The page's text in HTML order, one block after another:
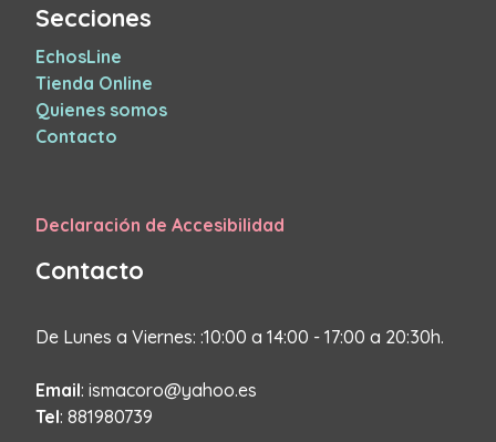
Secciones
EchosLine
Tienda Online
Quienes somos
Contacto
Declaración de Accesibilidad
Contacto
De Lunes a Viernes: :10:00 a 14:00 - 17:00 a 20:30h.
Email: ismacoro@yahoo.es
Tel: 881980739